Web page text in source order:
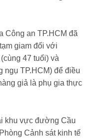
Công an TP.HCM đã
giam đối với
47 tuổi) và
ngụ TP.HCM) để điều
giả là phụ gia thực
khu vực đường Cầu
Cảnh sát kinh tế